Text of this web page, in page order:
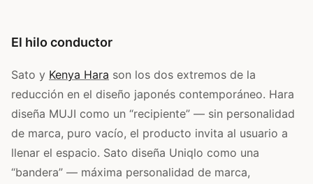
El hilo conductor
Sato y Kenya Hara son los dos extremos de la
reducción en el diseño japonés contemporáneo. Hara
diseña MUJI como un “recipiente” — sin personalidad
de marca, puro vacío, el producto invita al usuario a
llenar el espacio. Sato diseña Uniqlo como una
“bandera” — máxima personalidad de marca,